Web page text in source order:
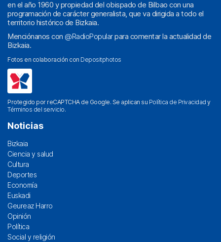
en el año 1960 y propiedad del obispado de Bilbao con una
programación de carácter generalista, que va dirigida a todo el
territorio histórico de Bizkaia.
Menciónanos con @RadioPopularpara comentar la actualidad de
Bizkaia.
Fotos en colaboración con Depositphotos
Protegido por reCAPTCHA de Google. Se aplican su Política de Privacidad y
Términos del servicio.
Noticias
Bizkaia
Ciencia y salud
Cultura
Deportes
Economía
Euskadi
Geureaz Harro
Opinión
Política
Social y religión